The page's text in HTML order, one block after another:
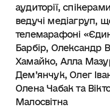
аудиторії,
ведучі медіагруп,
телемарафоні
Барбір, Олександр
Хамайко, Алла
Дем’янчук, Олег
Олена Чабак та
Малосвітна